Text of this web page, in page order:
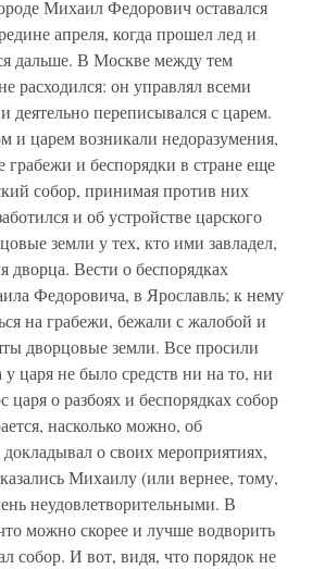
Михаил Федорович оставался
апреля, когда прошел лед и
дальше. В Москве между тем
расходился: он управлял всеми
деятельно переписывался с царем.
и царем возникали недоразумения,
грабежи и беспорядки в стране еще
собор, принимая против них
и об устройстве царского
земли у тех, кто ими завладел,
дворца. Вести о беспорядках
Федоровича, в Ярославль; к нему
на грабежи, бежали с жалобой и
дворцовые земли. Все просили
царя не было средств ни на то, ни
царя о разбоях и беспорядках собор
насколько можно, об
о своих мероприятиях,
Михаилу (или вернее, тому,
неудовлетворительными. В
можно скорее и лучше водворить
собор. И вот, видя, что порядок не